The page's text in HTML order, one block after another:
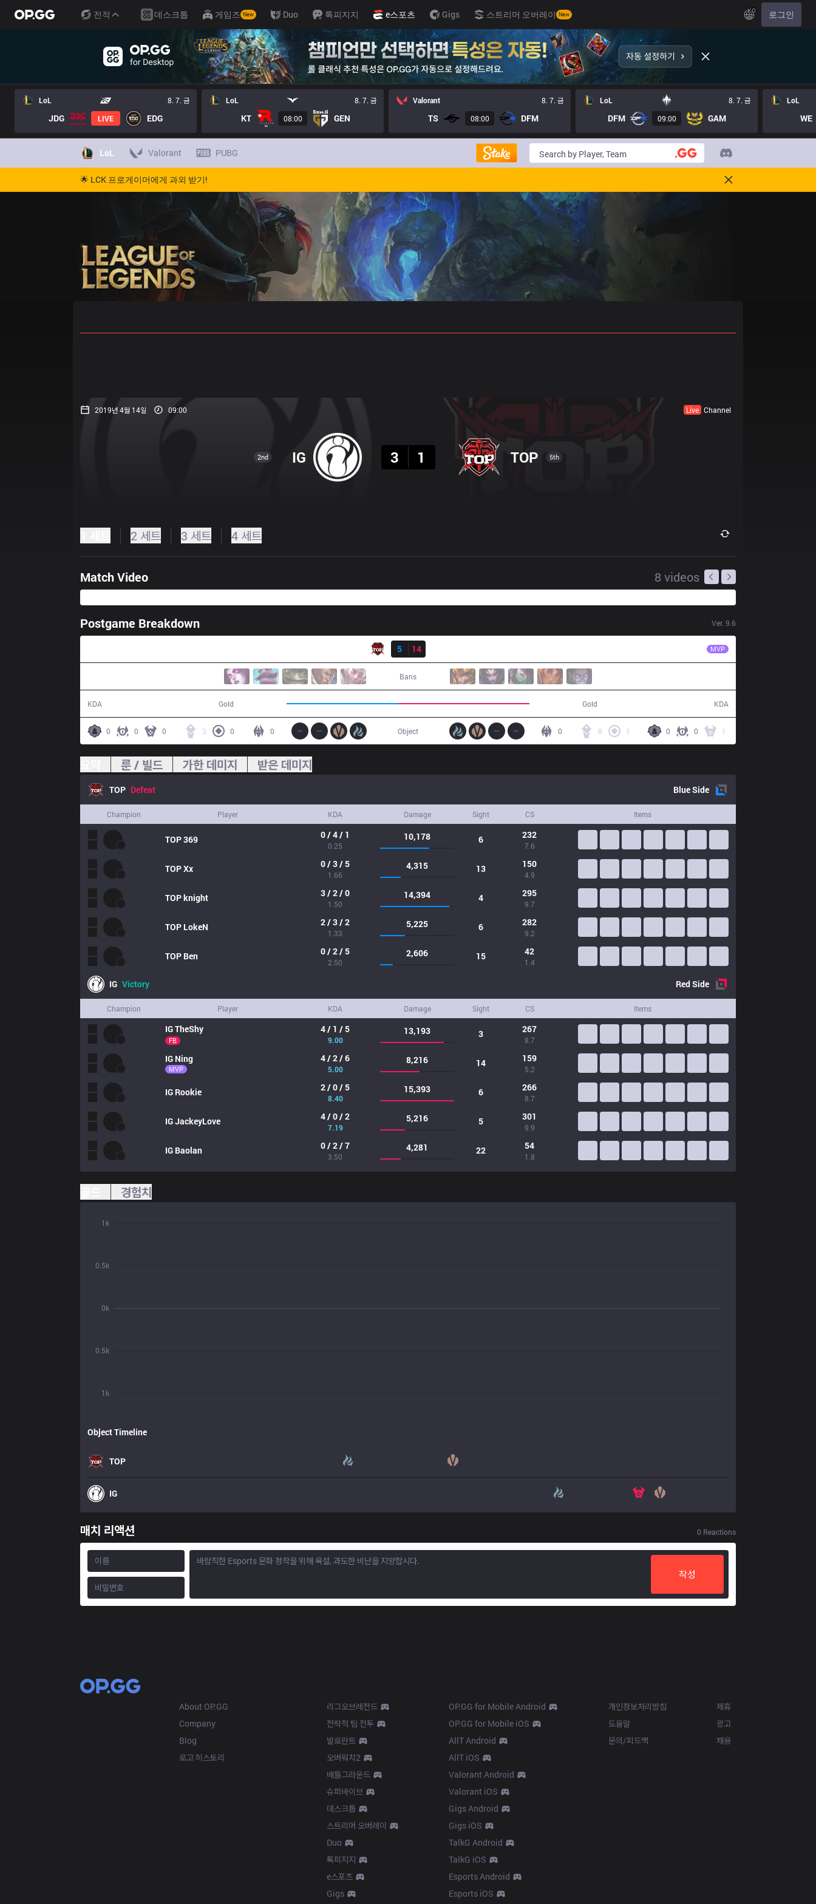
전적 데스크톱 게임즈 New Duo 톡피지지 e스포츠 Gigs 스트리머 오버레이 New KO 로그인
LoL 8. 7. 금
JDG LIVE EDG
LoL 8. 7. 금
KT 08:00 GEN
Valorant 8. 7. 금
TS 08:00 DFM
LoL 8. 7. 금
DFM 09:00 GAM
LoL
WE
LoL Valorant PUBG
🌟 LCK 프로게이머에게 과외 받기!
2019년 4월 14일 09:00 Live Channel
2nd IG
3
1 TOP 5th
2 세트 3 세트 4 세트
Match Video 8 videos
Postgame Breakdown Ver. 9.6
5
14 MVP
Bans
KDA Gold Gold KDA
0 0 0 3 0 0 0 0 1
8 1
0
Object
룬 / 빌드 가한 데미지 받은 데미지
TOP Defeat BlueSide
Champion Player KDA Damage Sight CS Items
TOP369 0 / 4 / 1
0.25
10,178 6 232
7.6
TOPXx 0 / 3 / 5
1.66
4,315 13 150
4.9
TOPknight 3 / 2 / 0
1.50
14,394 4 295
9.7
TOP LokeN 2 / 3 / 2
1.33
5,225 6 282
9.2
TOP Ben 0 / 2 / 5
2.50
2,606 15 42
1.4
IG Victory RedSide
Champion Player KDA Damage Sight CS Items
IGTheShy
FB
4 / 1 / 5
9.00
13,193 3 267
8.7
IG Ning
MVP
4 / 2 / 6
5.00
8,216 14 159
5.2
IG Rookie 2 / 0 / 5
8.40
15,393 6 266
8.7
IGJackeyLove 4 / 0 / 2
7.19
5,216 5 301
9.9
IG Baolan 0 / 2 / 7
3.50
4,281 22 54
1.8
경험치
1k
0.5k
0k
0.5k
1k
Object Timeline
TOP
IG
매치 리액션 0 Reactions
작성
About OP.GG
Company
Blog
로고 히스토리
리그오브레전드
전략적 팀 전투
발로란트
오버워치2
배틀그라운드
슈퍼바이브
데스크톱
스트리머 오버레이
Duo
톡피지지
e스포츠
Gigs
OP.GG for Mobile Android
OP.GG for Mobile iOS
AllT Android
AllT iOS
Valorant Android
Valorant iOS
Gigs Android
Gigs iOS
TalkG Android
TalkG iOS
Esports Android
Esports iOS
개인정보처리방침
도움말
문의/피드백
제휴
광고
채용